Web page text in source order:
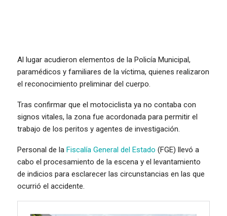
Al lugar acudieron elementos de la Policía Municipal,
paramédicos y familiares de la víctima, quienes realizaron
el reconocimiento preliminar del cuerpo.
Tras confirmar que el motociclista ya no contaba con
signos vitales, la zona fue acordonada para permitir el
trabajo de los peritos y agentes de investigación.
Personal de la Fiscalía General del Estado (FGE) llevó a
cabo el procesamiento de la escena y el levantamiento
de indicios para esclarecer las circunstancias en las que
ocurrió el accidente.